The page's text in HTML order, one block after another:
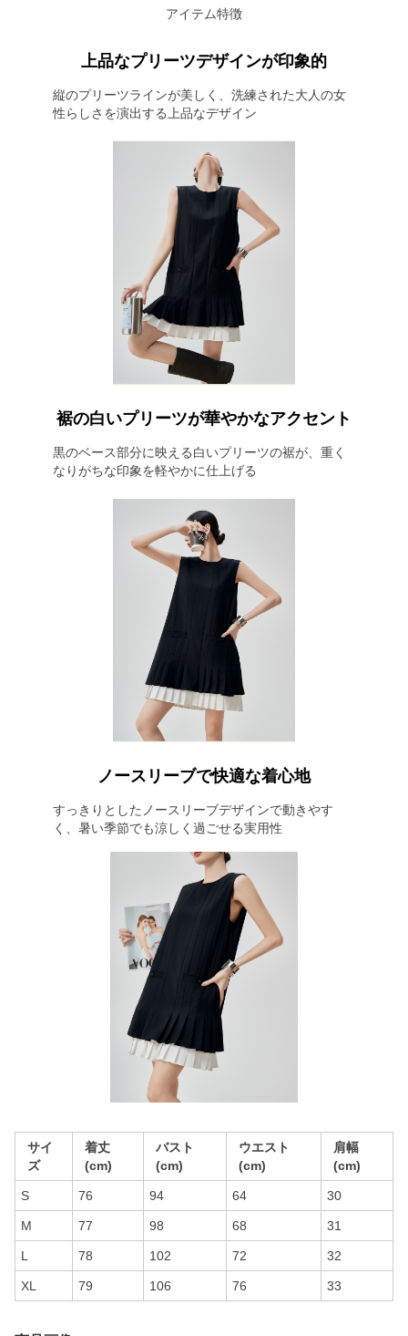
アイテム特徴
上品なプリーツデザインが印象的
縦のプリーツラインが美しく、洗練された大人の女
性らしさを演出する上品なデザイン
裾の白いプリーツが華やかなアクセント
黒のベース部分に映える白いプリーツの裾が、重く
なりがちな印象を軽やかに仕上げる
ノースリーブで快適な着心地
すっきりとしたノースリーブデザインで動きやす
く、暑い季節でも涼しく過ごせる実用性
サイ
ズ
着丈
(cm)
バスト
(cm)
ウエスト
(cm)
肩幅
(cm)
S 76 94 64 30
M 77 98 68 31
L 78 102 72 32
XL 79 106 76 33